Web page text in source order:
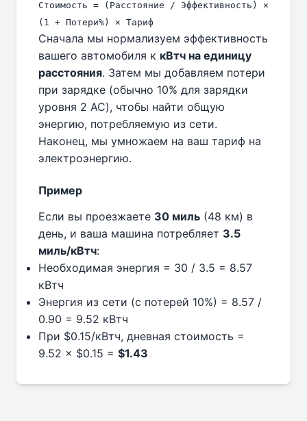
Стоимость = (Расстояние / Эффективность) ×
(1 + Потери%) × Тариф
Сначала мы нормализуем эффективность
вашего автомобиля к кВтч на единицу
расстояния. Затем мы добавляем потери
при зарядке (обычно 10% для зарядки
уровня 2 AC), чтобы найти общую
энергию, потребляемую из сети.
Наконец, мы умножаем на ваш тариф на
электроэнергию.
Пример
Если вы проезжаете 30 миль (48 км) в
день, и ваша машина потребляет 3.5
миль/кВтч:
Необходимая энергия = 30 / 3.5 = 8.57
кВтч
Энергия из сети (с потерей 10%) = 8.57 /
0.90 = 9.52 кВтч
При $0.15/кВтч, дневная стоимость =
9.52 × $0.15 = $1.43